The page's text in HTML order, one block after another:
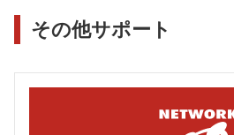
その他サポート